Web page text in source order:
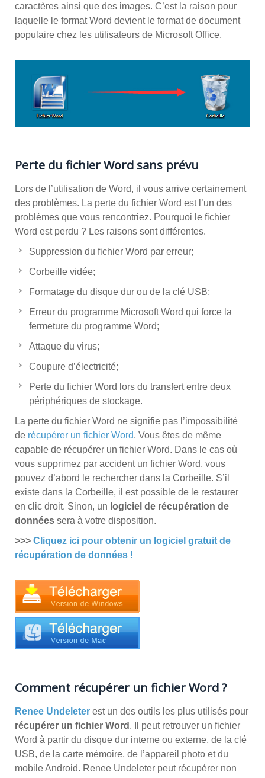
caractères ainsi que des images. C’est la raison pour
laquelle le format Word devient le format de document
populaire chez les utilisateurs de Microsoft Office.
Perte du fichier Word sans prévu
Lors de l’utilisation de Word, il vous arrive certainement
des problèmes. La perte du fichier Word est l’un des
problèmes que vous rencontriez. Pourquoi le fichier
Word est perdu ? Les raisons sont différentes.
Suppression du fichier Word par erreur;
Corbeille vidée;
Formatage du disque dur ou de la clé USB;
Erreur du programme Microsoft Word qui force la
fermeture du programme Word;
Attaque du virus;
Coupure d’électricité;
Perte du fichier Word lors du transfert entre deux
périphériques de stockage.
La perte du fichier Word ne signifie pas l’impossibilité
de récupérer un fichier Word. Vous êtes de même
capable de récupérer un fichier Word. Dans le cas où
vous supprimez par accident un fichier Word, vous
pouvez d’abord le rechercher dans la Corbeille. S’il
existe dans la Corbeille, il est possible de le restaurer
en clic droit. Sinon, un logiciel de récupération de
données sera à votre disposition.
>>> Cliquez ici pour obtenir un logiciel gratuit de
récupération de données !
Comment récupérer un fichier Word ?
Renee Undeleter est un des outils les plus utilisés pour
récupérer un fichier Word . Il peut retrouver un fichier
Word à partir du disque dur interne ou externe, de la clé
USB, de la carte mémoire, de l’appareil photo et du
mobile Android. Renee Undeleter peut récupérer non